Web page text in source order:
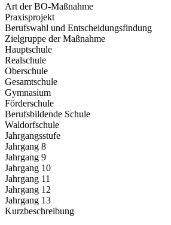
Art der BO-Maßnahme
Praxisprojekt
Berufswahl und Entscheidungsfindung
Zielgruppe der Maßnahme
Hauptschule
Realschule
Oberschule
Gesamtschule
Gymnasium
Förderschule
Berufsbildende Schule
Waldorfschule
Jahrgangsstufe
Jahrgang 8
Jahrgang 9
Jahrgang 10
Jahrgang 11
Jahrgang 12
Jahrgang 13
Kurzbeschreibung